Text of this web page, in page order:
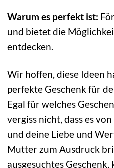
Warum es perfekt ist:
und bietet die
entdecken.
Wir hoffen, diese Ideen
perfekte Geschenk für
Egal für welches
vergiss nicht, dass es
und deine Liebe und
Mutter zum Ausdruck
ausgesuchtes